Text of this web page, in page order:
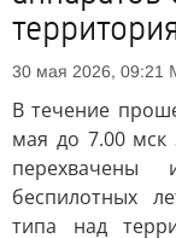
30 мая 2026, 09:21
В течение
мая до 7.00
перехвачены
беспилотных
типа над